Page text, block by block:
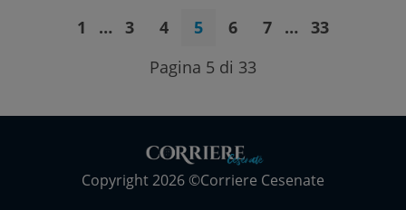
1 … 3 4 5 6 7 … 33
Pagina 5 di 33
Copyright 2026 ©Corriere Cesenate